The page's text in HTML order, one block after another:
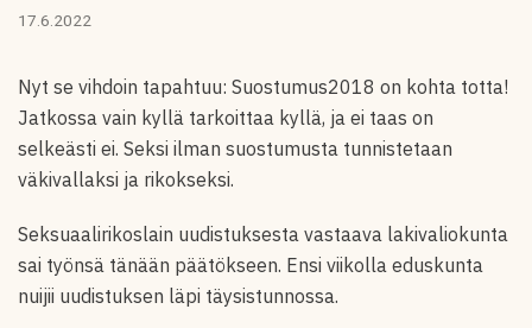
17.6.2022
Nyt se vihdoin tapahtuu: Suostumus2018 on kohta totta!
Jatkossa vain kyllä tarkoittaa kyllä, ja ei taas on
selkeästi ei. Seksi ilman suostumusta tunnistetaan
väkivallaksi ja rikokseksi.
Seksuaalirikoslain uudistuksesta vastaava lakivaliokunta
sai työnsä tänään päätökseen. Ensi viikolla eduskunta
nuijii uudistuksen läpi täysistunnossa.